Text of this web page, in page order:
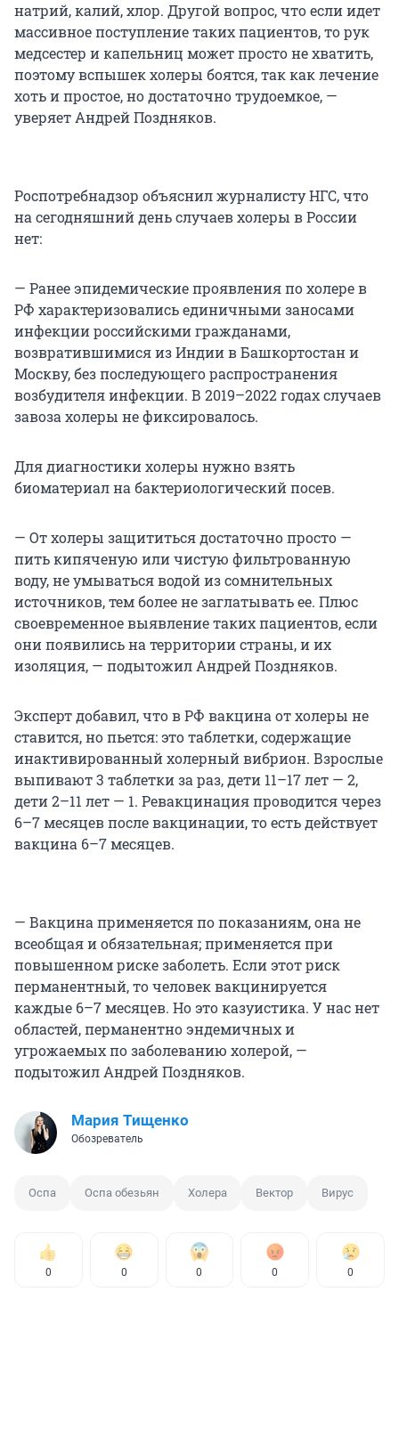
натрий, калий, хлор. Другой вопрос, что если идет
массивное поступление таких пациентов, то рук
медсестер и капельниц может просто не хватить,
поэтому вспышек холеры боятся, так как лечение
хоть и простое, но достаточно трудоемкое, —
уверяет Андрей Поздняков.
Роспотребнадзор объяснил журналисту НГС, что
на сегодняшний день случаев холеры в России
нет:
— Ранее эпидемические проявления по холере в
РФ характеризовались единичными заносами
инфекции российскими гражданами,
возвратившимися из Индии в Башкортостан и
Москву, без последующего распространения
возбудителя инфекции. В 2019–2022 годах случаев
завоза холеры не фиксировалось.
Для диагностики холеры нужно взять
биоматериал на бактериологический посев.
— От холеры защититься достаточно просто —
пить кипяченую или чистую фильтрованную
воду, не умываться водой из сомнительных
источников, тем более не заглатывать ее. Плюс
своевременное выявление таких пациентов, если
они появились на территории страны, и их
изоляция, — подытожил Андрей Поздняков.
Эксперт добавил, что в РФ вакцина от холеры не
ставится, но пьется: это таблетки, содержащие
инактивированный холерный вибрион. Взрослые
выпивают 3 таблетки за раз, дети 11–17 лет — 2,
дети 2–11 лет — 1. Ревакцинация проводится через
6–7 месяцев после вакцинации, то есть действует
вакцина 6–7 месяцев.
— Вакцина применяется по показаниям, она не
всеобщая и обязательная; применяется при
повышенном риске заболеть. Если этот риск
перманентный, то человек вакцинируется
каждые 6–7 месяцев. Но это казуистика. У нас нет
областей, перманентно эндемичных и
угрожаемых по заболеванию холерой, —
подытожил Андрей Поздняков.
Мария Тищенко
Обозреватель
Оспа Оспа обезьян Холера Вектор Вирус
0 0 0 0 0